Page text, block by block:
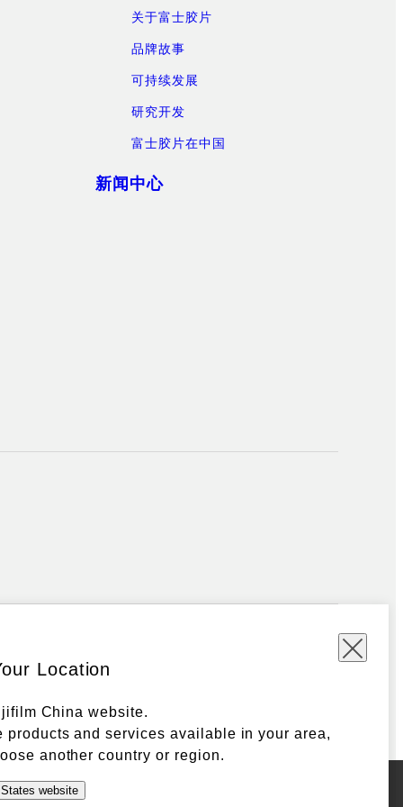
Location
China website.
products and services available in your area,
another country or region.
website
关于富士胶片
品牌故事
可持续发展
研究开发
富士胶片在中国
新闻中心